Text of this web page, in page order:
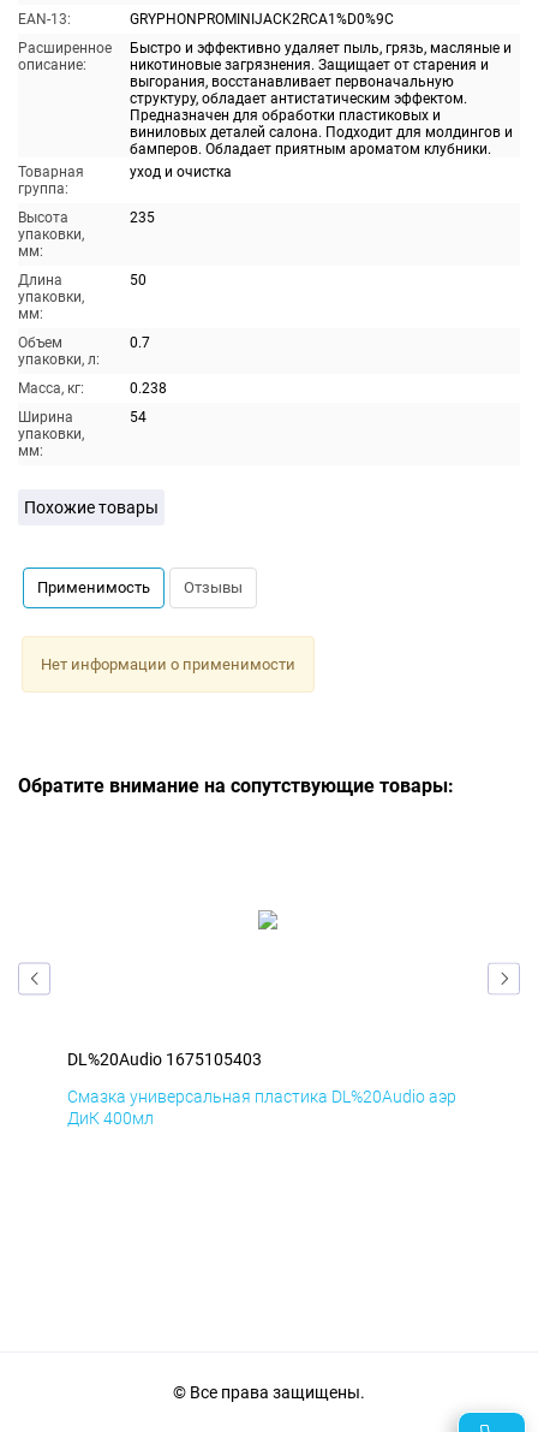
EAN-13:
GRYPHONPROMINIJACK2RCA1%D0%9C
Расширенное
описание:
Быстро и эффективно удаляет пыль, грязь, масляные и
никотиновые загрязнения. Защищает от старения и
выгорания, восстанавливает первоначальную
структуру, обладает антистатическим эффектом.
Предназначен для обработки пластиковых и
виниловых деталей салона. Подходит для молдингов и
бамперов. Обладает приятным ароматом клубники.
Товарная
группа:
уход и очистка
Высота
упаковки,
мм:
235
Длина
упаковки,
мм:
50
Объем
упаковки, л:
0.7
Масса, кг:
0.238
Ширина
упаковки,
мм:
54
Похожие товары
Применимость Отзывы
Нет информации о применимости
Обратите внимание на сопутствующие товары:
DL%20Audio 1675105403
Смазка универсальная пластика DL%20Audio аэр
ДиК 400мл
© Все права защищены.